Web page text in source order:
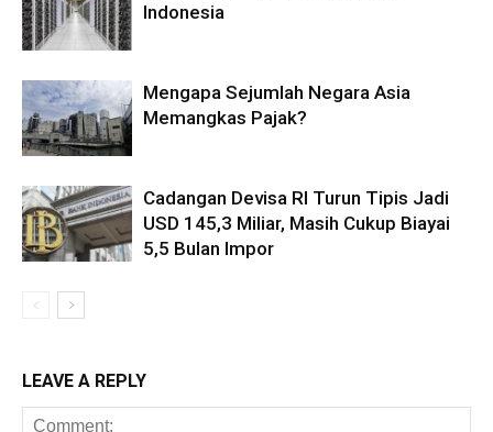
Indonesia
Mengapa Sejumlah Negara Asia
Memangkas Pajak?
Cadangan Devisa RI Turun Tipis Jadi
USD 145,3 Miliar, Masih Cukup Biayai
5,5 Bulan Impor
LEAVE A REPLY